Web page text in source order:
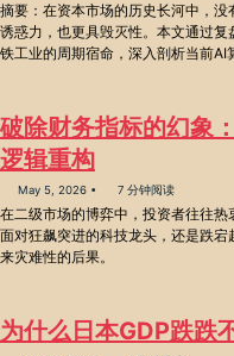
摘要：在资本市场的历史长河中，没
诱惑力，也更具毁灭性。本文通过
铁工业的周期宿命，深入剖析当前AI
破除财务指标的幻象
逻辑重构
May 5, 2026 7 分钟阅读
在二级市场的博弈中，投资者往往热
面对狂飙突进的科技龙头，还是跌
来灾难性的后果。
为什么日本GDP跌跌